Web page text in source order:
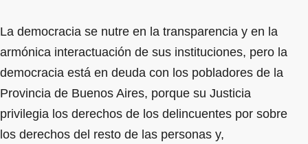
La democracia se nutre en la transparencia y en la
armónica interactuación de sus instituciones, pero la
democracia está en deuda con los pobladores de la
Provincia de Buenos Aires, porque su Justicia
privilegia los derechos de los delincuentes por sobre
los derechos del resto de las personas y,